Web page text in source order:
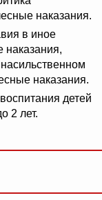
наказания.
в иное
наказания,
наказания.
детей
2 лет.